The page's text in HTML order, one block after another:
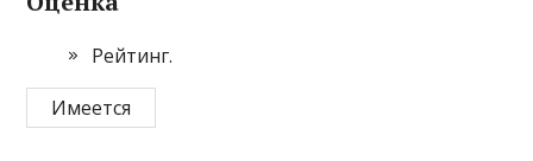
Рейтинг.
Имеется